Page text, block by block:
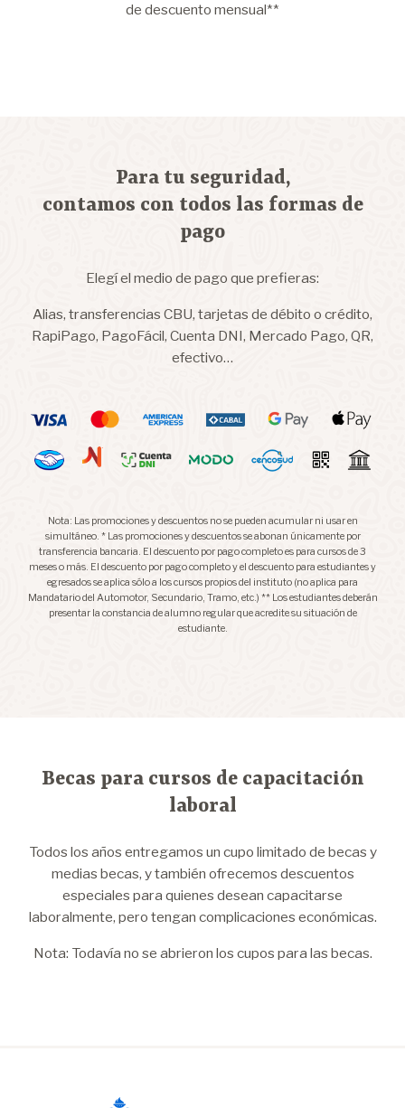
de descuento mensual**
Para tu seguridad,
contamos con todos las formas de
pago
Elegí el medio de pago que prefieras:
Alias, transferencias CBU, tarjetas de débito o crédito,
RapiPago, PagoFácil, Cuenta DNI, Mercado Pago, QR,
efectivo…
Nota: Las promociones y descuentos no se pueden acumular ni usar en
simultáneo. * Las promociones y descuentos se abonan únicamente por
transferencia bancaria. El descuento por pago completo es para cursos de 3
meses o más. El descuento por pago completo y el descuento para estudiantes y
egresados se aplica sólo a los cursos propios del instituto (no aplica para
Mandatario del Automotor, Secundario, Tramo, etc.) ** Los estudiantes deberán
presentar la constancia de alumno regular que acredite su situación de
estudiante.
Becas para cursos de capacitación
laboral
Todos los años entregamos un cupo limitado de becas y
medias becas, y también ofrecemos descuentos
especiales para quienes desean capacitarse
laboralmente, pero tengan complicaciones económicas.
Nota: Todavía no se abrieron los cupos para las becas.